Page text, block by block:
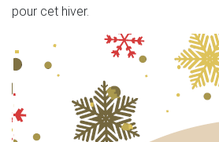
pour cet hiver.